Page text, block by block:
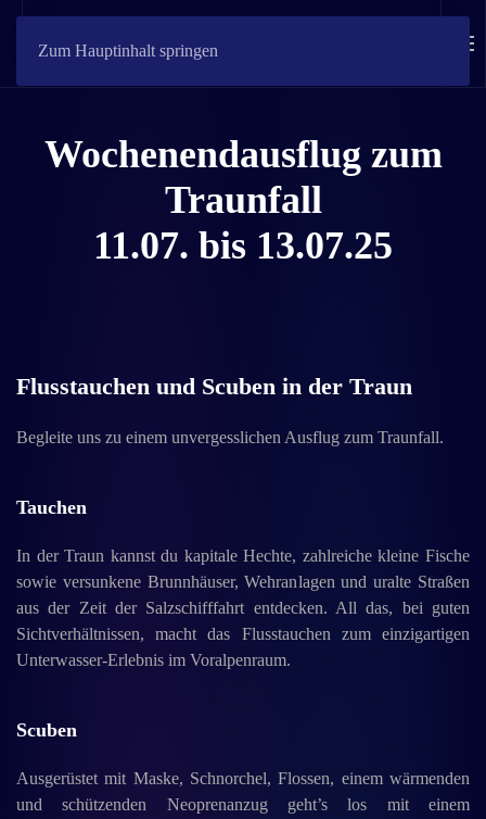
Zum Hauptinhalt springen
Wochenendausflug zum
Traunfall
11.07. bis 13.07.25
Flusstauchen und Scuben in der Traun
Begleite uns zu einem unvergesslichen Ausflug zum Traunfall.
Tauchen
In der Traun kannst du kapitale Hechte, zahlreiche kleine Fische
sowie versunkene Brunnhäuser, Wehranlagen und uralte Straßen
aus der Zeit der Salzschifffahrt entdecken. All das, bei guten
Sichtverhältnissen, macht das Flusstauchen zum einzigartigen
Unterwasser-Erlebnis im Voralpenraum.
Scuben
Ausgerüstet mit Maske, Schnorchel, Flossen, einem wärmenden
und schützenden Neoprenanzug geht’s los mit einem